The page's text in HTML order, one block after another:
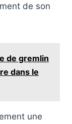
de son
de gremlin
dans le
une